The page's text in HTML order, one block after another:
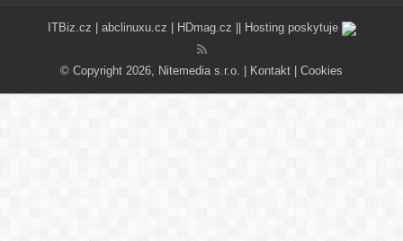
ITBiz.cz abclinuxu.cz HDmag.cz || Hosting poskytuje
© Copyright 2026, Nitemedia s.r.o. | Kontakt Cookies